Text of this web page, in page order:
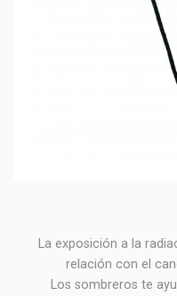
La exposición a la
relación con el
Los sombreros te